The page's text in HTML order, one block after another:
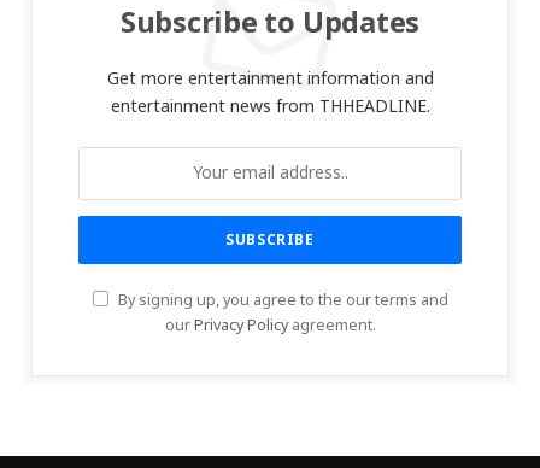
Subscribe to Updates
Get more entertainment information and
entertainment news from THHEADLINE.
By signing up, you agree to the our terms and
ourPrivacy Policyagreement.